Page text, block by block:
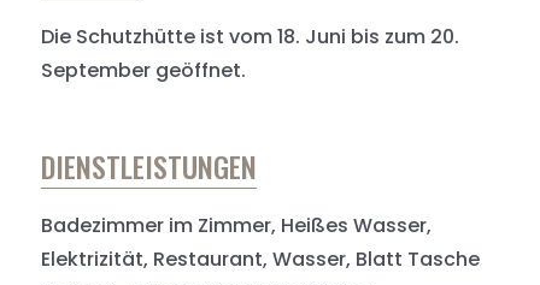
Die Schutzhütte ist vom 18. Juni bis zum 20.
September geöffnet.
DIENSTLEISTUNGEN
Badezimmer im Zimmer, Heißes Wasser,
Elektrizität, Restaurant, Wasser, Blatt Tasche